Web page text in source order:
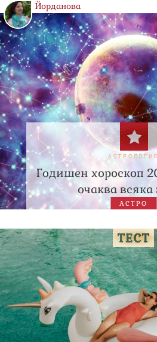
Йорданова
АСТРОЛОГИЯ
Годишен хороскоп
очаква всяка
АСТРО